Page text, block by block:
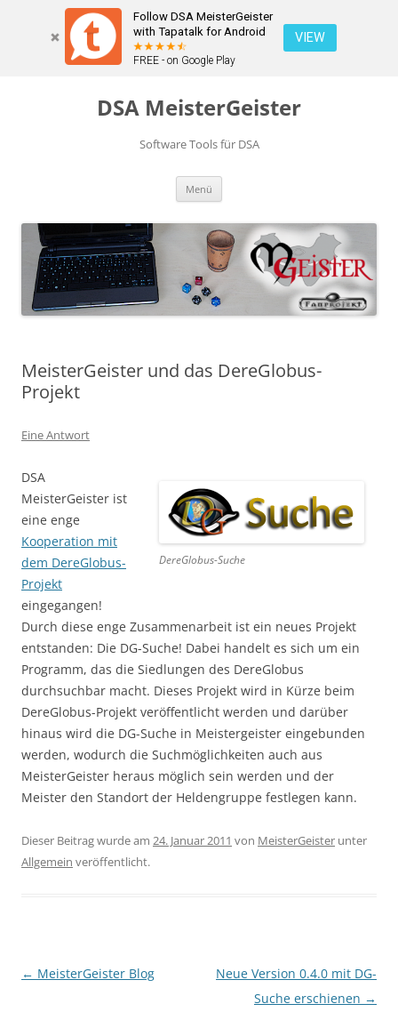
Follow DSA MeisterGeister
with Tapatalk for Android
FREE - on Google Play
VIEW
DSA MeisterGeister
Software Tools für DSA
Menü
MeisterGeister und das DereGlobus-
Projekt
Eine Antwort
DereGlobus-Suche
DSA
MeisterGeister ist
eine enge
Kooperation mit
dem DereGlobus-
Projekt
eingegangen!
Durch diese enge Zusammenarbeit ist ein neues Projekt
entstanden: Die DG-Suche! Dabei handelt es sich um ein
Programm, das die Siedlungen des DereGlobus
durchsuchbar macht. Dieses Projekt wird in Kürze beim
DereGlobus-Projekt veröffentlicht werden und darüber
hinaus wird die DG-Suche in Meistergeister eingebunden
werden, wodurch die Suchmöglichkeiten auch aus
MeisterGeister heraus möglich sein werden und der
Meister den Standort der Heldengruppe festlegen kann.
Dieser Beitrag wurde am 24. Januar 2011 von MeisterGeister unter
Allgemein veröffentlicht.
Beitragsnavigation
← MeisterGeister Blog
Neue Version 0.4.0 mit DG-
Suche erschienen →